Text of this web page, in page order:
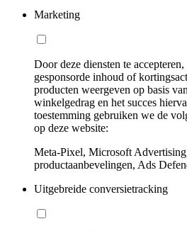
Marketing
Door deze diensten te
gesponsorde inhoud of
producten weergeven op basis
winkelgedrag en het succes
toestemming gebruiken we de
op deze website:
Meta-Pixel, Microsoft
productaanbevelingen, Ads
Uitgebreide conversietracking